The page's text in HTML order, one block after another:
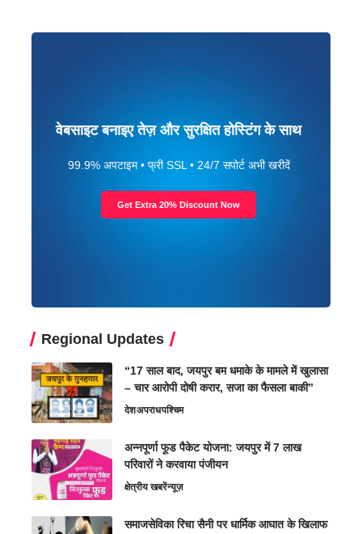
वेबसाइट बनाइए तेज़ और सुरक्षित होस्टिंग के साथ
99.9% अपटाइम • फ्री SSL • 24/7 सपोर्ट अभी खरीदें
Get Extra 20% Discount Now
Regional Updates
“17 साल बाद, जयपुर बम धमाके के मामले में खुलासा
– चार आरोपी दोषी करार, सजा का फैसला बाकी”
देशअपराधपश्चिम
अन्नपूर्णा फूड पैकेट योजना: जयपुर में 7 लाख
परिवारों ने करवाया पंजीयन
क्षेत्रीय खबरेंन्यूज़
समाजसेविका रिचा सैनी पर धार्मिक आघात के खिलाफ